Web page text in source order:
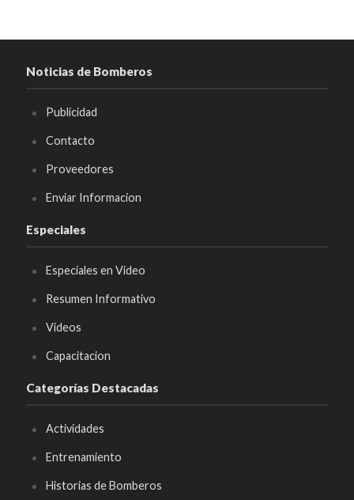
Noticias de Bomberos
Publicidad
Contacto
Proveedores
Enviar Informacion
Especiales
Especiales en Video
Resumen Informativo
Videos
Capacitacion
Categorías Destacadas
Actividades
Entrenamiento
Historias de Bomberos